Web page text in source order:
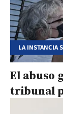
LA INSTANCIA
El abuso
tribunal